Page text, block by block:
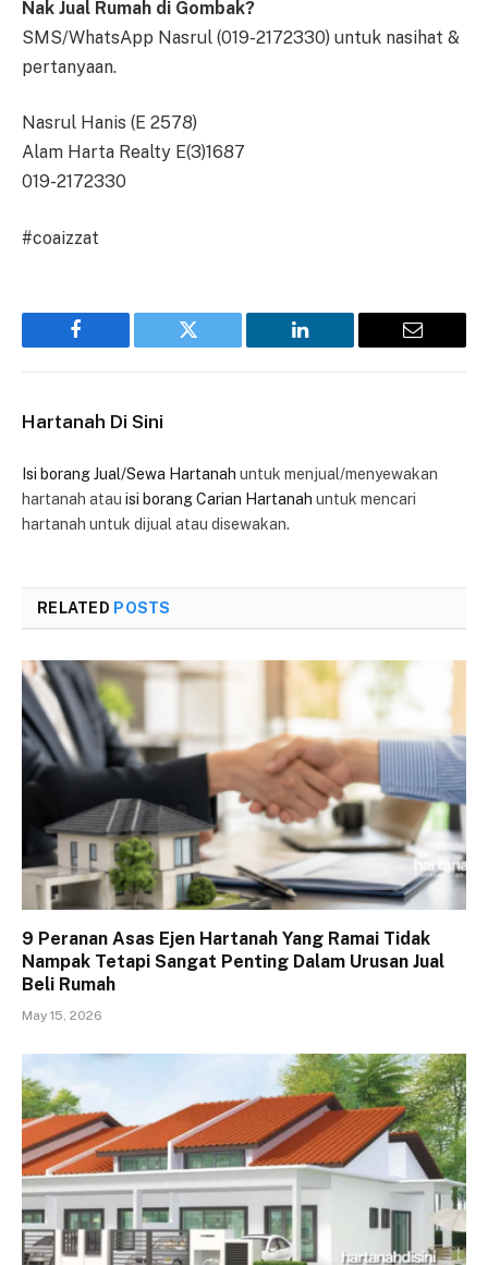
Nak Jual Rumah di Gombak?
SMS/WhatsApp Nasrul (019-2172330) untuk nasihat &
pertanyaan.
Nasrul Hanis (E 2578)
Alam Harta Realty E(3)1687
019-2172330
#coaizzat
Facebook Twitter LinkedIn Email
Hartanah Di Sini
Isi borang Jual/Sewa Hartanah untuk menjual/menyewakan
hartanah atau isi borang Carian Hartanah untuk mencari
hartanah untuk dijual atau disewakan.
RELATED POSTS
9 Peranan Asas Ejen Hartanah Yang Ramai Tidak
Nampak Tetapi Sangat Penting Dalam Urusan Jual
Beli Rumah
May 15, 2026